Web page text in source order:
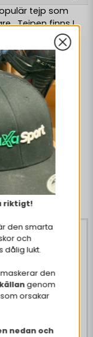
tejp som
Tejpen finns I
att alltid ha 25
20 % extra
bra
bättre pris ju
MARKNADEN
is available
chosen to
which means
and therefore
Bred 36 mm
riktigt!
den smarta
och
dålig lukt.
den
genom
orsakar
nedan och